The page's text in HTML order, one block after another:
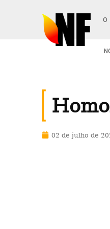
O
02 de julho de